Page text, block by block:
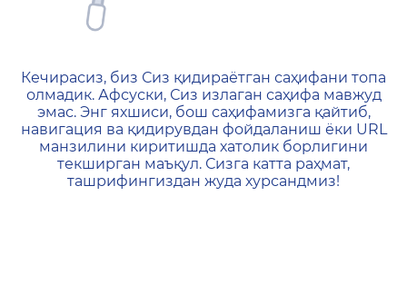
404 — Страница не
Кечирасиз, биз Сиз қидираётган саҳифани топа
олмадик. Афсуски, Сиз излаган саҳифа мавжуд
эмас. Энг яхшиси, бош саҳифамизга қайтиб,
навигация ва қидирувдан фойдаланиш ёки URL
манзилини киритишда хатолик борлигини
текширган маъқул. Сизга катта раҳмат,
ташрифингиздан жуда хурсандмиз!